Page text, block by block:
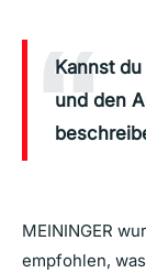
Kannst
und den
MEININGER
empfohlen,